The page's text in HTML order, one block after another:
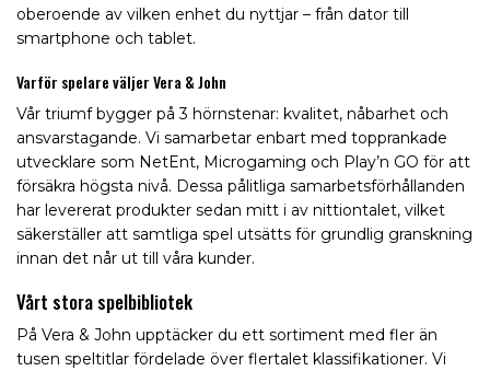
oberoende av vilken enhet du nyttjar – från dator till
smartphone och tablet.
Varför spelare väljer Vera & John
Vår triumf bygger på 3 hörnstenar: kvalitet, nåbarhet och
ansvarstagande. Vi samarbetar enbart med topprankade
utvecklare som NetEnt, Microgaming och Play’n GO för att
försäkra högsta nivå. Dessa pålitliga samarbetsförhållanden
har levererat produkter sedan mitt i av nittiontalet, vilket
säkerställer att samtliga spel utsätts för grundlig granskning
innan det når ut till våra kunder.
Vårt stora spelbibliotek
På Vera & John upptäcker du ett sortiment med fler än
tusen speltitlar fördelade över flertalet klassifikationer. Vi